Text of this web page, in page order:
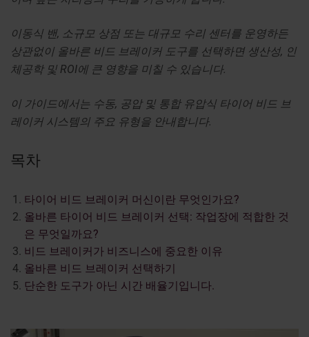
이동식 밴, 소규모 상점 또는 대규모 수리 센터를 운영하든
상관없이 올바른 비드 브레이커 도구를 선택하면 생산성, 인
체공학 및 ROI에 큰 영향을 미칠 수 있습니다.
이 가이드에서는 수동, 공압 및 통합 유압식 타이어 비드 브
레이커 시스템의 주요 유형을 안내합니다.
목차
타이어 비드 브레이커 머신이란 무엇인가요?
올바른 타이어 비드 브레이커 선택: 작업장에 적합한 것
은 무엇일까요?
비드 브레이커가 비즈니스에 중요한 이유
올바른 비드 브레이커 선택하기
단순한 도구가 아닌 시간 배율기입니다.